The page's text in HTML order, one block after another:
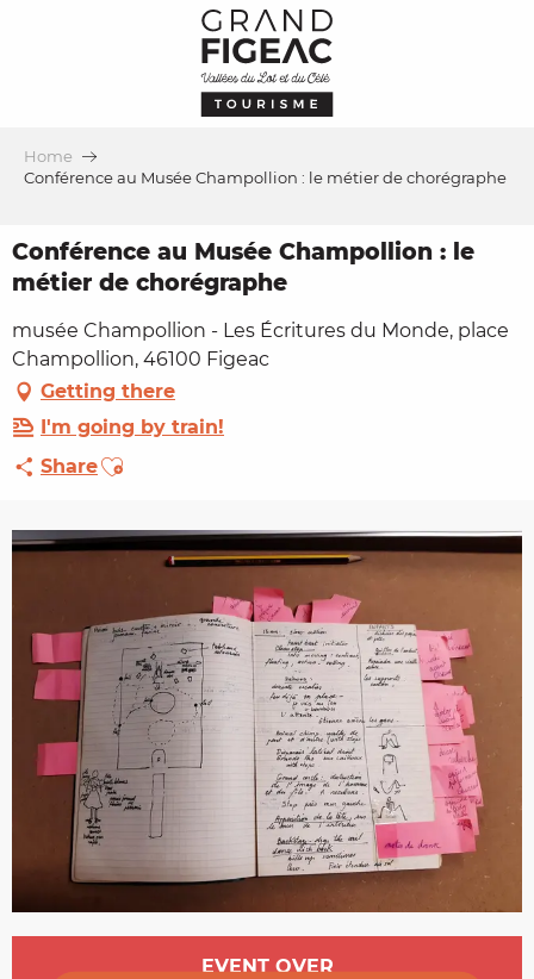
Home
Conférence au Musée Champollion : le métier de chorégraphe
Conférence au Musée Champollion : le
métier de chorégraphe
musée Champollion - Les Écritures du Monde, place
Champollion, 46100 Figeac
Getting there
I'm going by train!
ShareAjouter aux favoris
Opening hours & contact details
EVENT OVER